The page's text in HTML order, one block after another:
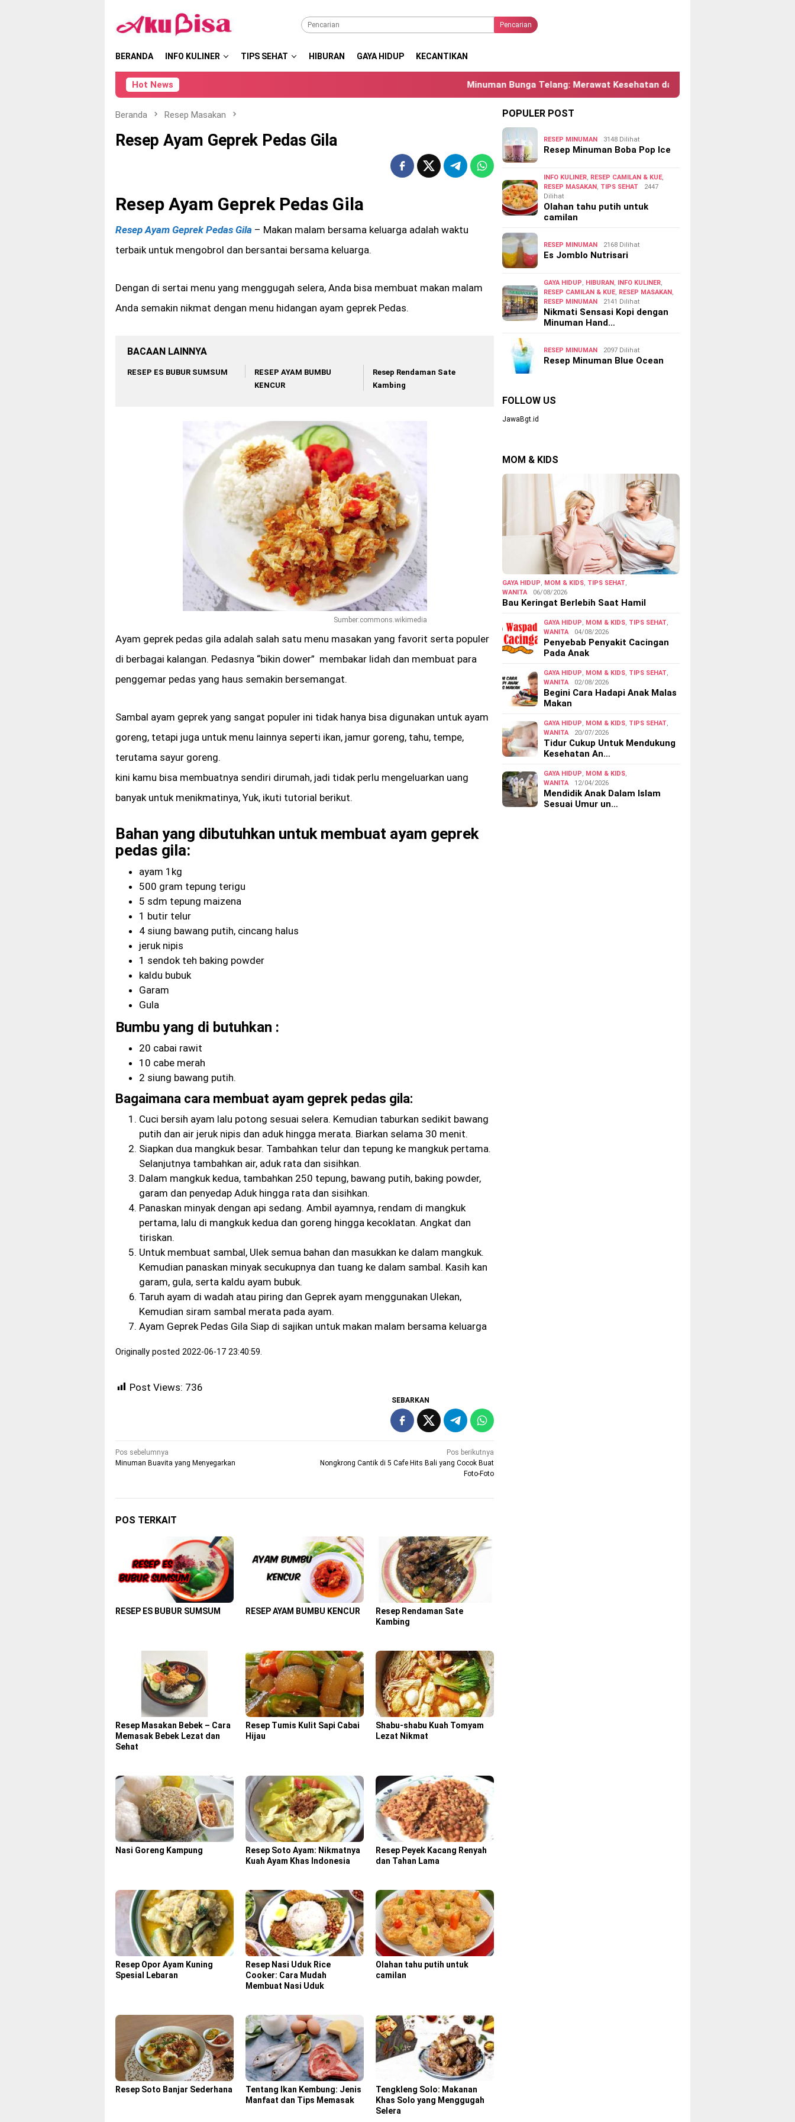
konten
Pencarian
BERANDA INFO KULINER TIPS SEHAT HIBURAN GAYA HIDUP KECANTIKAN
Hot News Minuman Bunga Telang: Merawat Kesehatan dan Kecantikan
Beranda Resep Masakan
Resep Ayam Geprek Pedas Gila
Resep Ayam Geprek Pedas Gila
Resep Ayam Geprek Pedas Gila – Makan malam bersama keluarga adalah waktu
terbaik untuk mengobrol dan bersantai bersama keluarga.
Dengan di sertai menu yang menggugah selera, Anda bisa membuat makan malam
Anda semakin nikmat dengan menu hidangan ayam geprek Pedas.
BACAAN LAINNYA
RESEP ES BUBUR SUMSUM
RESEP AYAM BUMBU
KENCUR
Resep Rendaman Sate
Kambing
Sumber:commons.wikimedia
Ayam geprek pedas gila adalah salah satu menu masakan yang favorit serta populer
di berbagai kalangan. Pedasnya “bikin dower” membakar lidah dan membuat para
penggemar pedas yang haus semakin bersemangat.
Sambal ayam geprek yang sangat populer ini tidak hanya bisa digunakan untuk ayam
goreng, tetapi juga untuk menu lainnya seperti ikan, jamur goreng, tahu, tempe,
terutama sayur goreng.
kini kamu bisa membuatnya sendiri dirumah, jadi tidak perlu mengeluarkan uang
banyak untuk menikmatinya, Yuk, ikuti tutorial berikut.
Bahan yang dibutuhkan untuk membuat ayam geprek
pedas gila:
ayam 1kg
500 gram tepung terigu
5 sdm tepung maizena
1 butir telur
4 siung bawang putih, cincang halus
jeruk nipis
1 sendok teh baking powder
kaldu bubuk
Garam
Gula
Bumbu yang di butuhkan :
20 cabai rawit
10 cabe merah
2 siung bawang putih.
Bagaimana cara membuat ayam geprek pedas gila:
Cuci bersih ayam lalu potong sesuai selera. Kemudian taburkan sedikit bawang
putih dan air jeruk nipis dan aduk hingga merata. Biarkan selama 30 menit.
Siapkan dua mangkuk besar. Tambahkan telur dan tepung ke mangkuk pertama.
Selanjutnya tambahkan air, aduk rata dan sisihkan.
Dalam mangkuk kedua, tambahkan 250 tepung, bawang putih, baking powder,
garam dan penyedap Aduk hingga rata dan sisihkan.
Panaskan minyak dengan api sedang. Ambil ayamnya, rendam di mangkuk
pertama, lalu di mangkuk kedua dan goreng hingga kecoklatan. Angkat dan
tiriskan.
Untuk membuat sambal, Ulek semua bahan dan masukkan ke dalam mangkuk.
Kemudian panaskan minyak secukupnya dan tuang ke dalam sambal. Kasih kan
garam, gula, serta kaldu ayam bubuk.
Taruh ayam di wadah atau piring dan Geprek ayam menggunakan Ulekan,
Kemudian siram sambal merata pada ayam.
Ayam Geprek Pedas Gila Siap di sajikan untuk makan malam bersama keluarga
Originally posted 2022-06-17 23:40:59.
Post Views: 736
SEBARKAN
Navigasi
Pos sebelumnya
Minuman Buavita yang Menyegarkan
Pos berikutnya
Nongkrong Cantik di 5 Cafe Hits Bali yang Cocok Buat
Foto-Foto
POS TERKAIT
RESEP ES BUBUR SUMSUM RESEP AYAM BUMBU KENCUR
Resep Rendaman Sate
Kambing
Resep Masakan Bebek – Cara
Memasak Bebek Lezat dan
Sehat
Resep Tumis Kulit Sapi Cabai
Hijau
Shabu-shabu Kuah Tomyam
Lezat Nikmat
Nasi Goreng Kampung
Resep Soto Ayam: Nikmatnya
Kuah Ayam Khas Indonesia
Resep Peyek Kacang Renyah
dan Tahan Lama
Resep Opor Ayam Kuning
Spesial Lebaran
Resep Nasi Uduk Rice
Cooker: Cara Mudah
Membuat Nasi Uduk
Olahan tahu putih untuk
camilan
Resep Soto Banjar Sederhana
Tentang Ikan Kembung: Jenis
Manfaat dan Tips Memasak
Tengkleng Solo: Makanan
Khas Solo yang Menggugah
Selera
POPULER POST
RESEP MINUMAN 3148 Dilihat
Resep Minuman Boba Pop Ice
INFO KULINER, RESEP CAMILAN & KUE,
RESEP MASAKAN, TIPS SEHAT
2447
Dilihat
Olahan tahu putih untuk
camilan
RESEP MINUMAN 2168 Dilihat
Es Jomblo Nutrisari
GAYA HIDUP, HIBURAN, INFO KULINER,
RESEP CAMILAN & KUE, RESEP MASAKAN,
RESEP MINUMAN
2141 Dilihat
Nikmati Sensasi Kopi dengan
Minuman Hand…
RESEP MINUMAN 2097 Dilihat
Resep Minuman Blue Ocean
FOLLOW US
JawaBgt.id
MOM & KIDS
GAYA HIDUP, MOM & KIDS, TIPS SEHAT,
WANITA
06/08/2026
Bau Keringat Berlebih Saat Hamil
GAYA HIDUP, MOM & KIDS, TIPS SEHAT,
WANITA
04/08/2026
Penyebab Penyakit Cacingan
Pada Anak
GAYA HIDUP, MOM & KIDS, TIPS SEHAT,
WANITA
02/08/2026
Begini Cara Hadapi Anak Malas
Makan
GAYA HIDUP, MOM & KIDS, TIPS SEHAT,
WANITA
20/07/2026
Tidur Cukup Untuk Mendukung
Kesehatan An…
GAYA HIDUP, MOM & KIDS,
WANITA
12/04/2026
Mendidik Anak Dalam Islam
Sesuai Umur un…